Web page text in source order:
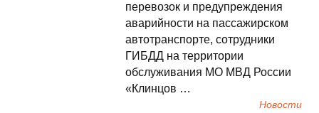
перевозок и предупреждения
аварийности на пассажирском
автотранспорте, сотрудники
ГИБДД на территории
обслуживания МО МВД России
«Клинцов …
Новости